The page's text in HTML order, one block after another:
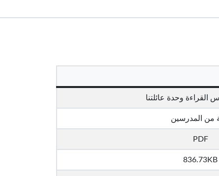
وحدة عائلتنا
من المدرسين
PDF
836.73KB